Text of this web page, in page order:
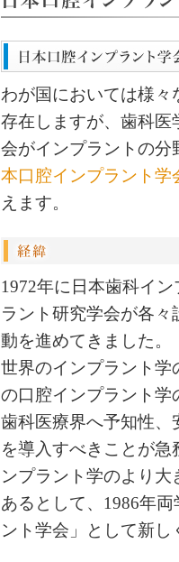
わが国においては様
存在しますが、歯科医
会がインプラントの分
本口腔インプラント学
えます。
1972年に日本歯科イ
ラント研究学会が各
動を進めてきました。
世界のインプラント学
の口腔インプラント学
歯科医療界へ予知性、
を導入すべきことが
ンプラント学のより
あるとして、1986年
ント学会」として新